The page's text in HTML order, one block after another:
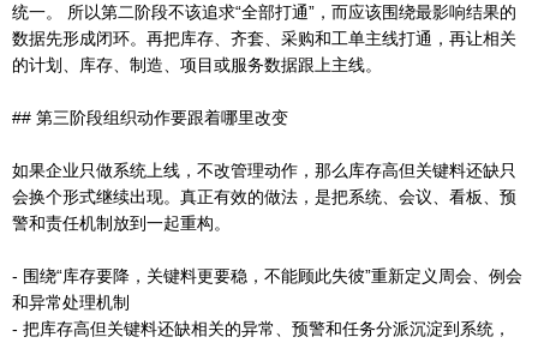
统一。 所以第二阶段不该追求“全部打通”，而应该围绕最影响结果的
数据先形成闭环。再把库存、齐套、采购和工单主线打通，再让相关
的计划、库存、制造、项目或服务数据跟上主线。
## 第三阶段组织动作要跟着哪里改变
如果企业只做系统上线，不改管理动作，那么库存高但关键料还缺只
会换个形式继续出现。真正有效的做法，是把系统、会议、看板、预
警和责任机制放到一起重构。
- 围绕“库存要降，关键料更要稳，不能顾此失彼”重新定义周会、例会
和异常处理机制
- 把库存高但关键料还缺相关的异常、预警和任务分派沉淀到系统，